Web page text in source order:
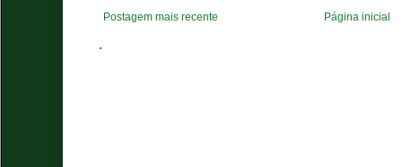
Postagem mais recente Página inicial
.